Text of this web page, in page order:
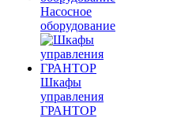
Насосное
оборудование
Шкафы
управления
ГРАНТОР